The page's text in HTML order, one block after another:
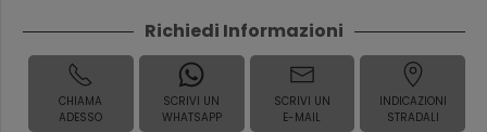
Richiedi Informazioni
CHIAMA
ADESSO
SCRIVI UN
WHATSAPP
SCRIVI UN
E-MAIL
INDICAZIONI
STRADALI